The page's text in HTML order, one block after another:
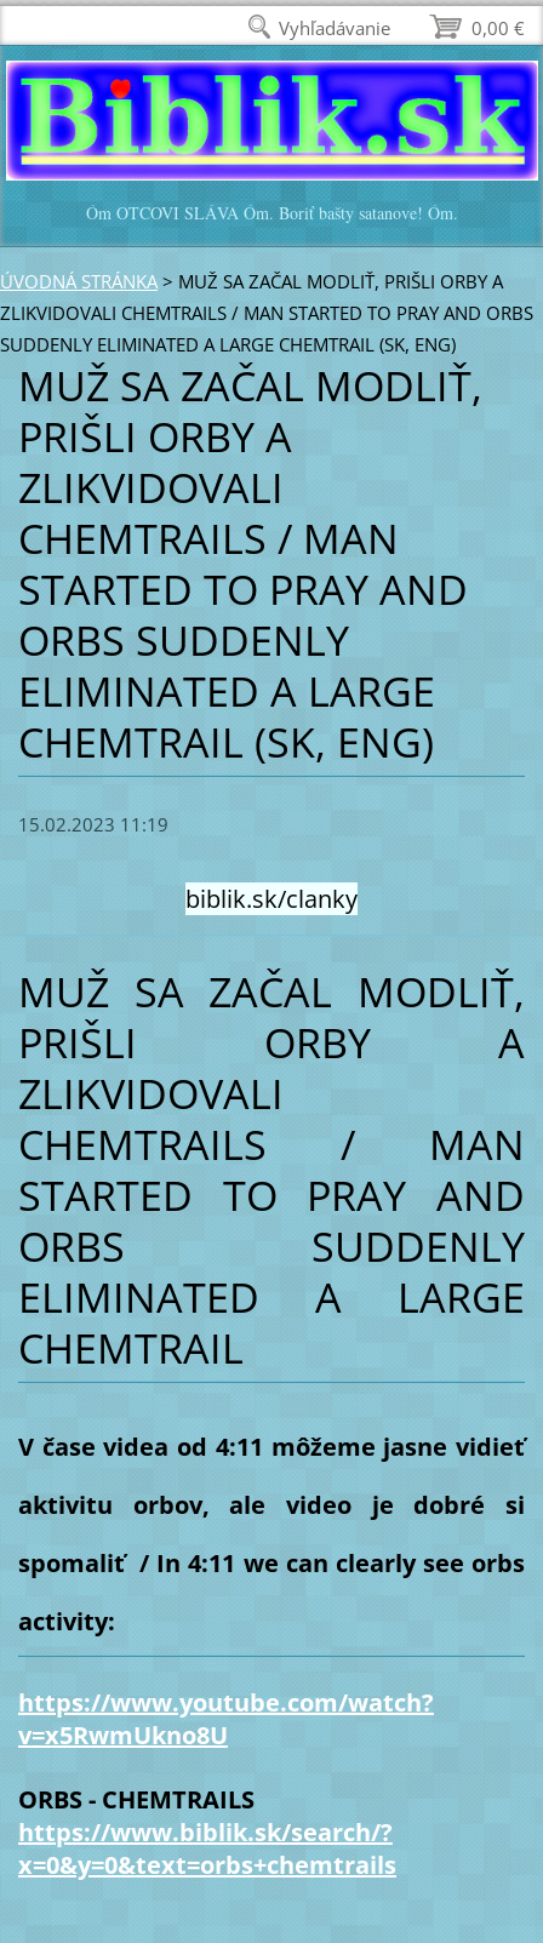
Óm OTCOVI SLÁVA Óm. Boriť bašty satanove! Óm.
ÚVODNÁ STRÁNKA > MUŽ SA ZAČAL MODLIŤ, PRIŠLI ORBY A
ZLIKVIDOVALI CHEMTRAILS / MAN STARTED TO PRAY AND ORBS
SUDDENLY ELIMINATED A LARGE CHEMTRAIL (SK, ENG)
MUŽ SA ZAČAL MODLIŤ,
PRIŠLI ORBY A
ZLIKVIDOVALI
CHEMTRAILS / MAN
STARTED TO PRAY AND
ORBS SUDDENLY
ELIMINATED A LARGE
CHEMTRAIL (SK, ENG)
15.02.2023 11:19
biblik.sk/clanky
MUŽ SA ZAČAL MODLIŤ,
PRIŠLI ORBY A
ZLIKVIDOVALI
CHEMTRAILS / MAN
STARTED TO PRAY AND
ORBS SUDDENLY
ELIMINATED A LARGE
CHEMTRAIL
V čase videa od 4:11 môžeme jasne vidieť
aktivitu orbov, ale video je dobré si
spomaliť / In 4:11 we can clearly see orbs
activity:
https://www.youtube.com/watch?
v=x5RwmUkno8U
ORBS - CHEMTRAILS
https://www.biblik.sk/search/?
x=0&y=0&text=orbs+chemtrails
0,00 €
Vyhľadávanie